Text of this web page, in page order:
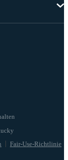
Fair-Use-Richtlinie